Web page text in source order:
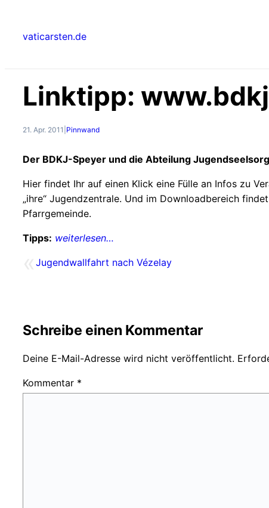
springen
vaticarsten.de
Linktipp:
21. Apr. 2011 Pinnwand
Der BDKJ-Speyer und die Abteilung
Hier findet Ihr auf einen Klick eine Fülle an Infos zu
„ihre“ Jugendzentrale. Und im Downloadbereich
Pfarrgemeinde.
Tipps: weiterlesen…
Jugendwallfahrt nach Vézelay
Schreibe einen Kommentar
Deine E-Mail-Adresse wird nicht veröffentlicht.
Kommentar *